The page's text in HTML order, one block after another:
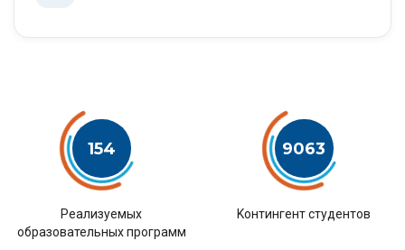
154
Pеализуемых
образовательных программ
9063
Kонтингент студентов